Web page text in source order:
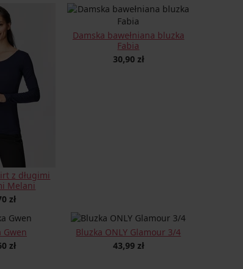
z długimi
Melani
zł
Damska bawełniana bluzka
Fabia
30,90 zł
Gwen
zł
Bluzka ONLY Glamour 3/4
43,99 zł